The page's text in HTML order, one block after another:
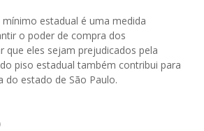
estadual é uma medida
o poder de compra dos
que eles sejam prejudicados pela
piso estadual também contribui para
do estado de São Paulo.